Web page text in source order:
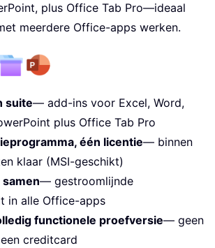
plus Office Tab Pro—ideaal
meerdere Office-apps werken.
suite— add-ins voor Excel, Word,
plus Office Tab Pro
één licentie— binnen
klaar (MSI-geschikt)
— gestroomlijnde
in alle Office-apps
functionele proefversie— geen
creditcard